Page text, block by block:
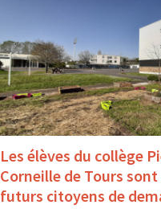
Les élèves du collège
Corneille de Tours sont
futurs citoyens de